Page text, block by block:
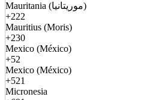
Mauritania (موريتانيا)
+222
Mauritius (Moris)
+230
Mexico (México)
+52
Mexico (México)
+521
Micronesia